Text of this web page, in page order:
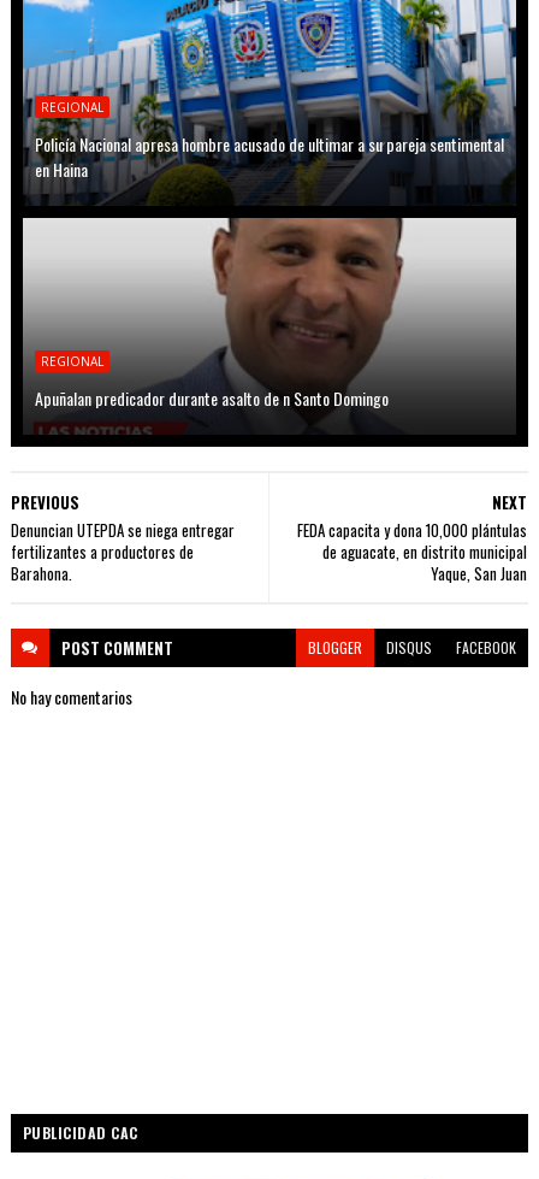
REGIONAL
Policía Nacional apresa hombre acusado de ultimar a su pareja sentimental
en Haina
REGIONAL
Apuñalan predicador durante asalto de n Santo Domingo
NEXT
FEDA capacita y dona 10,000 plántulas
de aguacate, en distrito municipal
Yaque, San Juan
PREVIOUS
Denuncian UTEPDA se niega entregar
fertilizantes a productores de
Barahona.
POST COMMENT BLOGGER DISQUS FACEBOOK
No hay comentarios
PUBLICIDAD CAC